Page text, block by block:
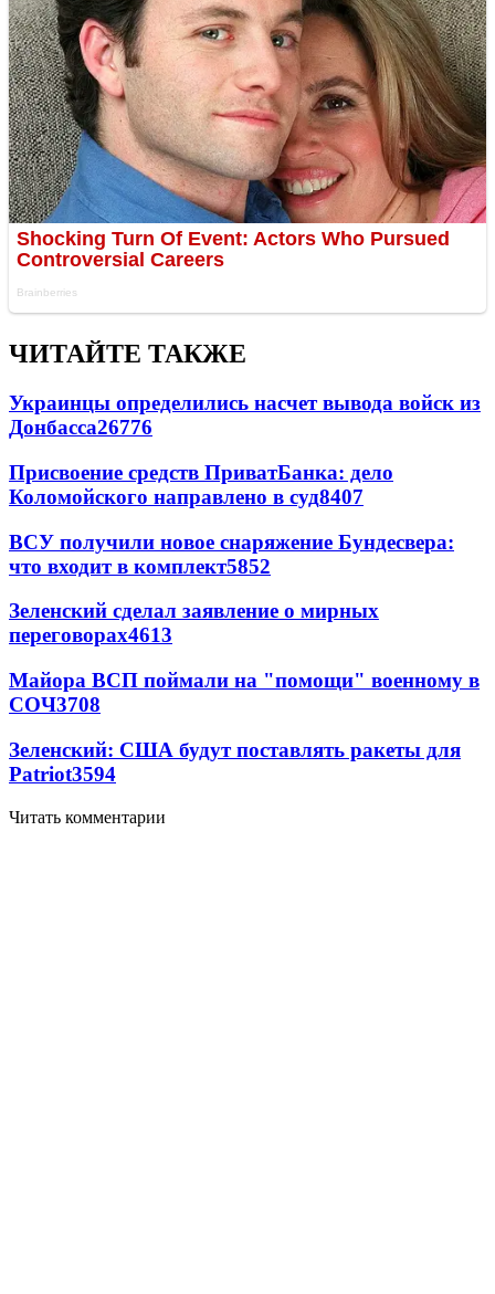
ЧИТАЙТЕ ТАКЖЕ
Украинцы определились насчет вывода войск из
Донбасса26776
Присвоение средств ПриватБанка: дело
Коломойского направлено в суд8407
ВСУ получили новое снаряжение Бундесвера:
что входит в комплект5852
Зеленский сделал заявление о мирных
переговорах4613
Майора ВСП поймали на "помощи" военному в
СОЧ3708
Зеленский: США будут поставлять ракеты для
Patriot3594
Читать комментарии